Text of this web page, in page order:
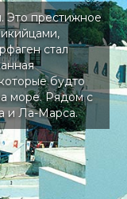
Это престижное
стал
будто
море. Рядом с
и Ла-Марса.